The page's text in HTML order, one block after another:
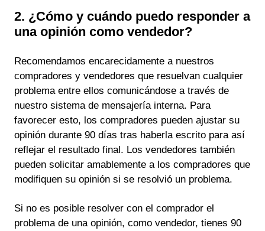
2. ¿Cómo y cuándo puedo responder a
una opinión como vendedor?
Recomendamos encarecidamente a nuestros
compradores y vendedores que resuelvan cualquier
problema entre ellos comunicándose a través de
nuestro sistema de mensajería interna. Para
favorecer esto, los compradores pueden ajustar su
opinión durante 90 días tras haberla escrito para así
reflejar el resultado final. Los vendedores también
pueden solicitar amablemente a los compradores que
modifiquen su opinión si se resolvió un problema.
Si no es posible resolver con el comprador el
problema de una opinión, como vendedor, tienes 90